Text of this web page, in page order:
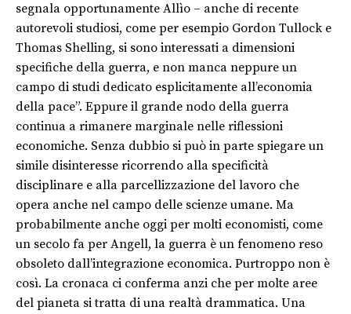
segnala opportunamente Allìo – anche di recente
autorevoli studiosi, come per esempio Gordon Tullock e
Thomas Shelling, si sono interessati a dimensioni
specifiche della guerra, e non manca neppure un
campo di studi dedicato esplicitamente all’economia
della pace”. Eppure il grande nodo della guerra
continua a rimanere marginale nelle riflessioni
economiche. Senza dubbio si può in parte spiegare un
simile disinteresse ricorrendo alla specificità
disciplinare e alla parcellizzazione del lavoro che
opera anche nel campo delle scienze umane. Ma
probabilmente anche oggi per molti economisti, come
un secolo fa per Angell, la guerra è un fenomeno reso
obsoleto dall’integrazione economica. Purtroppo non è
così. La cronaca ci conferma anzi che per molte aree
del pianeta si tratta di una realtà drammatica. Una